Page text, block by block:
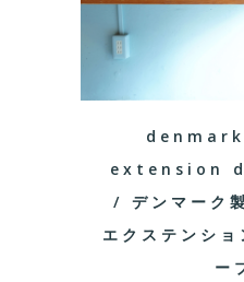
extension
/ デンマーク
エクステンシ
ー